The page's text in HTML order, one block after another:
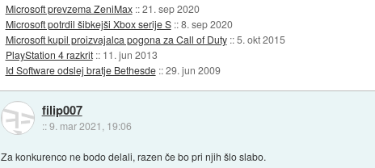
Microsoft prevzema ZeniMax ::21. sep 2020
Microsoft potrdil šibkejši Xbox serije S ::8. sep 2020
Microsoft kupil proizvajalca pogona za Call of Duty ::5. okt 2015
PlayStation 4 razkrit :: 11. jun 2013
Id Software odslej bratje Bethesde ::29. jun 2009
filip007
::9. mar 2021, 19:06
Za konkurenco ne bodo delali, razen če bo pri njih šlo slabo.